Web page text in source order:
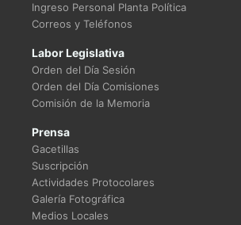
Ingreso Personal Planta Política
Correos y Teléfonos
Labor Legislativa
Orden del Día Sesión
Orden del Día Comisiones
Comisión de la Memoria
Prensa
Gacetillas
Suscripción
Actividades Protocolares
Galería Fotográfica
Medios Locales